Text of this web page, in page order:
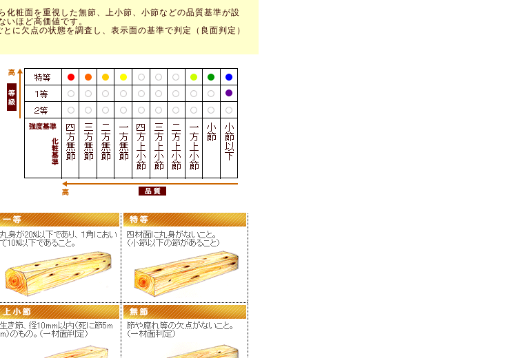
化粧面を重視した無節、上小節、小節などの品質基準が設
いほど高価値です。
とに欠点の状態を調査し、表示面の基準で判定（良面判定）